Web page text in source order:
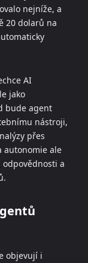
nejníže, a
20 dolarů na
AI
jako
bude agent
nástroji,
přes
autonomie ale
odpovědnosti a
objevují i